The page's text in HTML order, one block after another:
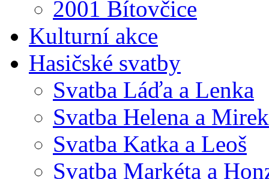
2001 Bítovčice
Kulturní akce
Hasičské svatby
Svatba Láďa a Lenka
Svatba Helena a Mirek
Svatba Katka a Leoš
Svatba Markéta a